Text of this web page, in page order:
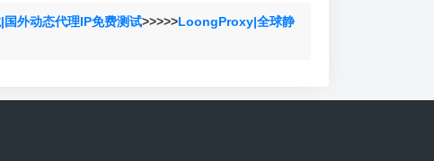
国外动态代理IP免费测试>>>>>LoongProxy|全球静